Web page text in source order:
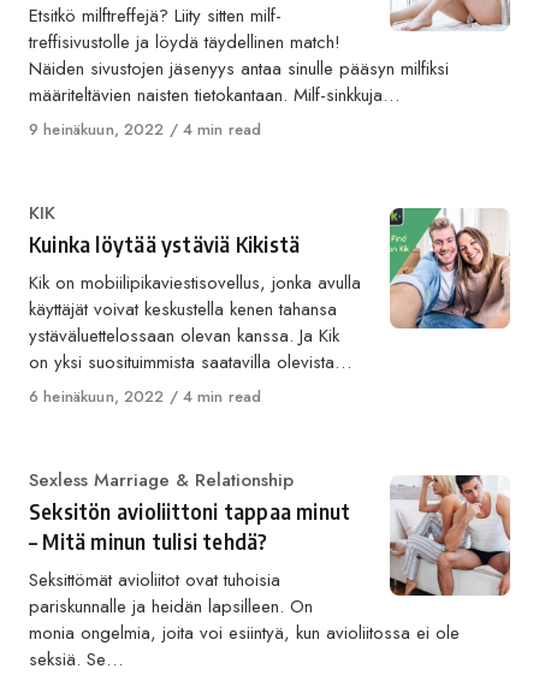
Etsitkö milftreffejä? Liity sitten milf-
treffisivustolle ja löydä täydellinen match!
Näiden sivustojen jäsenyys antaa sinulle pääsyn milfiksi
määriteltävien naisten tietokantaan. Milf-sinkkuja…
Published
9 heinäkuun, 2022 4 min read
Category
KIK
Kuinka löytää ystäviä Kikistä
Kik on mobiilipikaviestisovellus, jonka avulla
käyttäjät voivat keskustella kenen tahansa
ystäväluettelossaan olevan kanssa. Ja Kik
on yksi suosituimmista saatavilla olevista…
Published
6 heinäkuun, 2022 4 min read
Category
Sexless Marriage & Relationship
Seksitön avioliittoni tappaa minut
– Mitä minun tulisi tehdä?
Seksittömät avioliitot ovat tuhoisia
pariskunnalle ja heidän lapsilleen. On
monia ongelmia, joita voi esiintyä, kun avioliitossa ei ole
seksiä. Se…